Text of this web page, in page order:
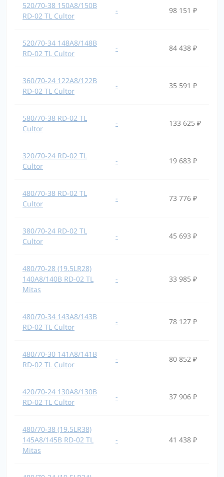
520/70-38 150A8/150B
RD-02 TL Cultor
- 98 151 ₽
520/70-34 148A8/148B
RD-02 TL Cultor
- 84 438 ₽
360/70-24 122A8/122B
RD-02 TL Cultor
- 35 591 ₽
580/70-38 RD-02 TL
Cultor
- 133 625 ₽
320/70-24 RD-02 TL
Cultor
- 19 683 ₽
480/70-38 RD-02 TL
Cultor
- 73 776 ₽
380/70-24 RD-02 TL
Cultor
- 45 693 ₽
480/70-28 (19.5LR28)
140A8/140B RD-02 TL
Mitas
- 33 985 ₽
480/70-34 143A8/143B
RD-02 TL Cultor
- 78 127 ₽
480/70-30 141A8/141B
RD-02 TL Cultor
- 80 852 ₽
420/70-24 130A8/130B
RD-02 TL Cultor
- 37 906 ₽
480/70-38 (19.5LR38)
145A8/145B RD-02 TL
Mitas
- 41 438 ₽